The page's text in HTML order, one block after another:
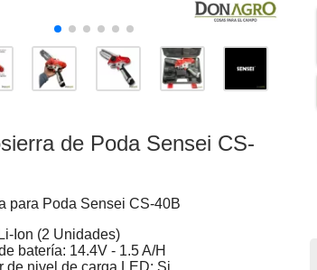
de Poda Sensei CS-
para Poda Sensei CS-40B
Ion (2 Unidades)
batería: 14.4V - 1.5 A/H
de nivel de carga LED: Si